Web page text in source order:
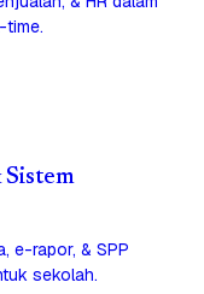
Sistem
e-rapor, & SPP
sekolah.